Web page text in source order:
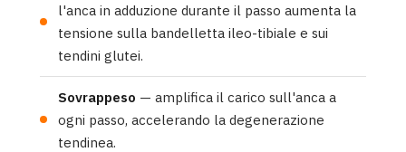
l'anca in adduzione durante il passo aumenta la
tensione sulla bandelletta ileo-tibiale e sui
tendini glutei.
Sovrappeso — amplifica il carico sull'anca a
ogni passo, accelerando la degenerazione
tendinea.